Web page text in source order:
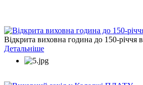
Відкрита виховна година до 150-річчя
Детальніше